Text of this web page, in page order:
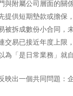
與附屬公司層面的關
提供短期墊款或擔保
被拆成數份小合同，
交易已接近年度上限
為「是日常業務」就
映出一個共同問題：